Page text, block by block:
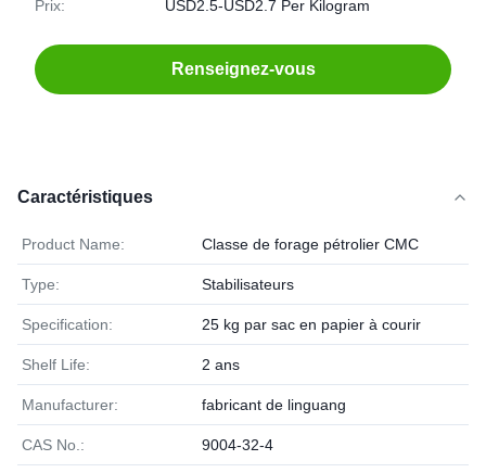
Prix: USD2.5-USD2.7 Per Kilogram
Renseignez-vous
Caractéristiques
Product Name: Classe de forage pétrolier CMC
Type: Stabilisateurs
Specification: 25 kg par sac en papier à courir
Shelf Life: 2 ans
Manufacturer: fabricant de linguang
CAS No.: 9004-32-4